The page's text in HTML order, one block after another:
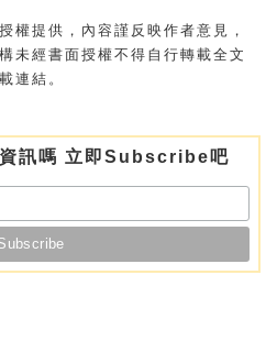
權提供，內容謹反映作者意見，
未經書面授權不得自行轉載全文
連結。
訊嗎 立即Subscribe吧